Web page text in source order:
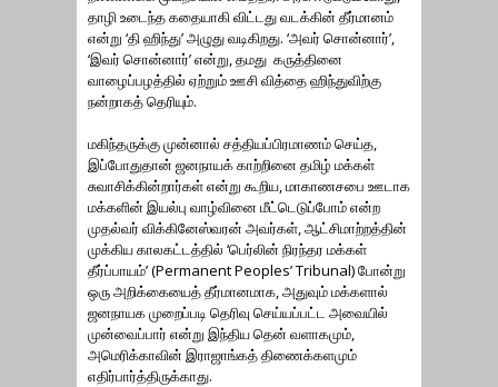
தாழி உடைந்த கதையாகி விட்டது வடக்கின் தீர்மானம்
என்று ‘தி ஹிந்து’ அழுது வடிகிறது. ‘அவர் சொன்னார்’,
‘இவர் சொன்னார்’ என்று, தமது கருத்தினை
வாழைப்பழத்தில் ஏற்றும் ஊசி வித்தை ஹிந்துவிற்கு
நன்றாகத் தெரியும்.
மகிந்தருக்கு முன்னால் சத்தியப்பிரமாணம் செய்த,
இப்போதுதான் ஜனநாயக் காற்றினை தமிழ் மக்கள்
சுவாசிக்கின்றார்கள் என்று கூறிய, மாகாணசபை ஊடாக
மக்களின் இயல்பு வாழ்வினை மீட்டெடுப்போம் என்ற
முதல்வர் விக்கினேஸ்வரன் அவர்கள், ஆட்சிமாற்றத்தின்
முக்கிய காலகட்டத்தில் ‘பெர்லின் நிரந்தர மக்கள்
தீர்ப்பாயம்’ (Permanent Peoples’ Tribunal) போன்று
ஒரு அறிக்கையைத் தீர்மானமாக, அதுவும் மக்களால்
ஜனநாயக முறைப்படி தெரிவு செய்யப்பட்ட அவையில்
முன்வைப்பார் என்று இந்திய தென் வளாகமும்,
அமெரிக்காவின் இராஜாங்கத் திணைக்களமும்
எதிர்பார்த்திருக்காது.